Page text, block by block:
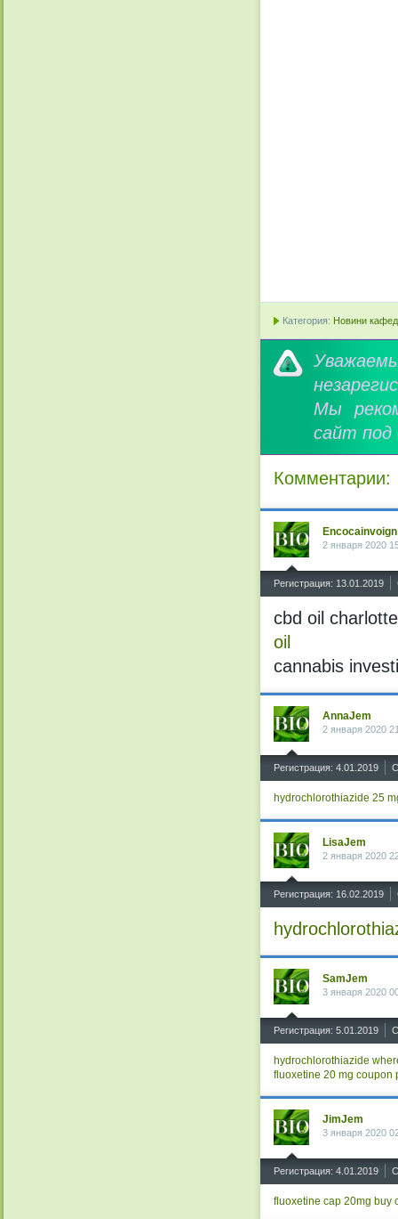
Категория: Новини
Мы
сайт под
Комментарии:
Encocainvoign
2 января 2020
Регистрация: 13.01.2019
cbd oil
oil
cannabis
AnnaJem
2 января 2020
Регистрация: 4.01.2019
hydrochlorothiazide 25
LisaJem
2 января 2020
Регистрация: 16.02.2019
SamJem
3 января 2020
Регистрация: 5.01.2019
hydrochlorothiazide
fluoxetine 20 mg coupon
JimJem
3 января 2020
Регистрация: 4.01.2019
fluoxetine cap 20mg buy